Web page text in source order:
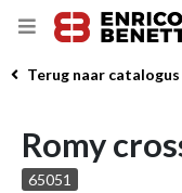
Terug naar catalogus
Romy
65051